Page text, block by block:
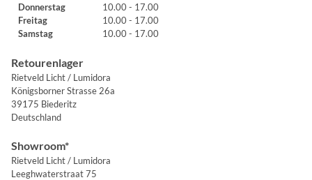
Donnerstag
10.00 - 17.00
Freitag
10.00 - 17.00
Samstag
10.00 - 17.00
Retourenlager
Rietveld Licht / Lumidora
Königsborner Strasse 26a
39175 Biederitz
Deutschland
Showroom*
Rietveld Licht / Lumidora
Leeghwaterstraat 75